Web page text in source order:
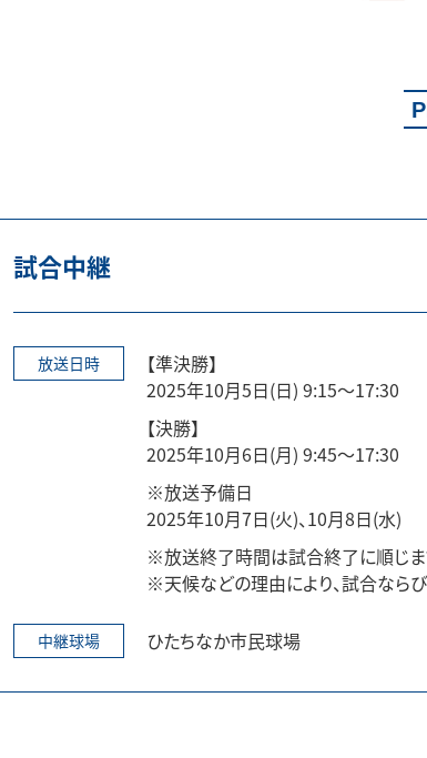
試合中継
放送日時
【準決勝】
2025年10月5日(日) 9:15～17:30
【決勝】
2025年10月6日(月) 9:45～17:30
※放送予備日
2025年10月7日(火)、10月8日(水)
※放送終了時間は試合終了に順じま
※天候などの理由により、試合なら
中継球場 ひたちなか市民球場